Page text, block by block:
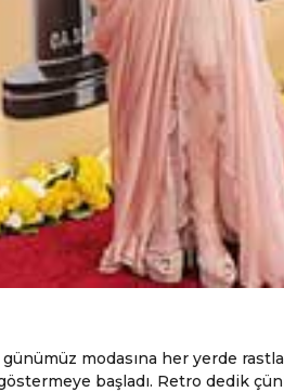
modasına her yerde
başladı. Retro dedik